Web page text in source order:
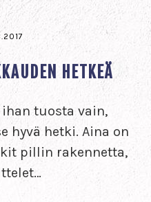
HETKEÄ
tuosta vain,
hyvä hetki. Aina on
pillin rakennetta,